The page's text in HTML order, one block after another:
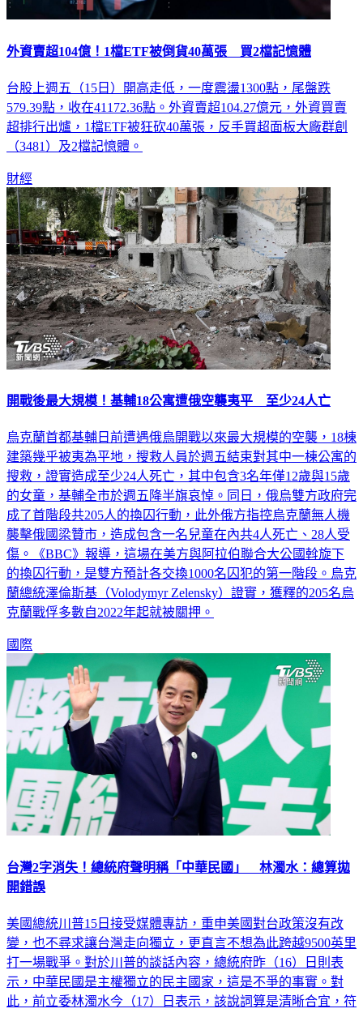
外資賣超104億！1檔ETF被倒貨40萬張 買2檔記憶體
台股上週五（15日）開高走低，一度震盪1300點，尾盤跌
579.39點，收在41172.36點。外資賣超104.27億元，外資買賣
超排行出爐，1檔ETF被狂砍40萬張，反手買超面板大廠群創
（3481）及2檔記憶體。
財經
開戰後最大規模！基輔18公寓遭俄空襲夷平 至少24人亡
烏克蘭首都基輔日前遭遇俄烏開戰以來最大規模的空襲，18棟
建築幾乎被夷為平地，搜救人員於週五結束對其中一棟公寓的
搜救，證實造成至少24人死亡，其中包含3名年僅12歲與15歲
的女童，基輔全市於週五降半旗哀悼。同日，俄烏雙方政府完
成了首階段共205人的換囚行動，此外俄方指控烏克蘭無人機
襲擊俄國梁贊市，造成包含一名兒童在內共4人死亡、28人受
傷。《BBC》報導，這場在美方與阿拉伯聯合大公國斡旋下
的換囚行動，是雙方預計各交換1000名囚犯的第一階段。烏克
蘭總統澤倫斯基（Volodymyr Zelensky）證實，獲釋的205名烏
克蘭戰俘多數自2022年起就被關押。
國際
台灣2字消失！總統府聲明稱「中華民國」 林濁水：總算拋
開錯誤
美國總統川普15日接受媒體專訪，重申美國對台政策沒有改
變，也不尋求讓台灣走向獨立，更直言不想為此跨越9500英里
打一場戰爭。對於川普的談話內容，總統府昨（16）日則表
示，中華民國是主權獨立的民主國家，這是不爭的事實。對
此，前立委林濁水今（17）日表示，該說詞算是清晰合宜，符